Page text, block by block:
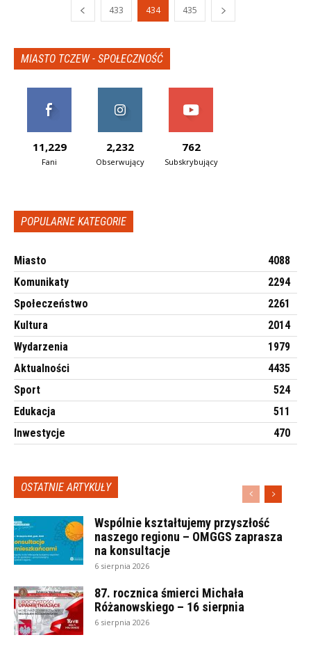
433 434 435
MIASTO TCZEW - SPOŁECZNOŚĆ
11,229
Fani
2,232
Obserwujący
762
Subskrybujący
POPULARNE KATEGORIE
Miasto
4088
Komunikaty
2294
Społeczeństwo
2261
Kultura
2014
Wydarzenia
1979
Aktualności
4435
Sport
524
Edukacja
511
Inwestycje
470
OSTATNIE ARTYKUŁY
Wspólnie kształtujemy przyszłość
naszego regionu – OMGGS zaprasza
na konsultacje
6 sierpnia 2026
87. rocznica śmierci Michała
Różanowskiego – 16 sierpnia
6 sierpnia 2026